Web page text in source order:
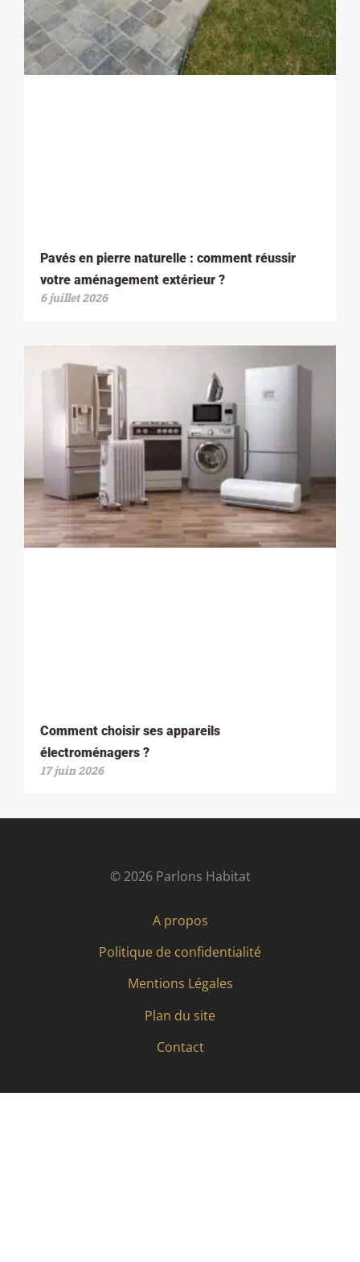
Pavés en pierre naturelle : comment réussir
votre aménagement extérieur ?
6 juillet 2026
Comment choisir ses appareils
électroménagers ?
17 juin 2026
© 2026 Parlons Habitat
A propos
Politique de confidentialité
Mentions Légales
Plan du site
Contact